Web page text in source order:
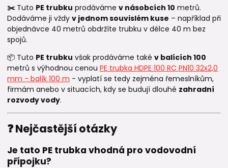
✂️Tuto PE trubku prodáváme v násobcích 10 metrů.
Dodáváme ji vždy v jednom souvislém kuse – například při
objednávce 40 metrů obdržíte trubku v délce 40 m bez
spojů.
📦 Tuto PE trubku však prodáváme také v balících 100
metrů s výhodnou cenou PE trubka HDPE 100 RC PN10 32x2,0
mm - balík 100 m - vyplatí se tedy zejména řemeslníkům,
firmám anebo v situacích, kdy se budují dlouhé zahradní
rozvody vody.
❓ Nejčastější otázky
Je tato PE trubka vhodná pro vodovodní
přípojku?